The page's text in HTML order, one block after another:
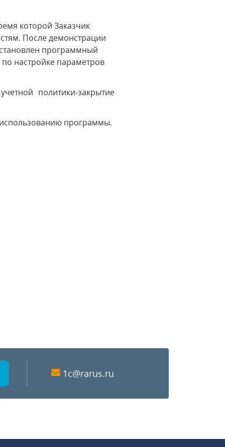
которой Заказчик
После демонстрации
программный
настройке параметров
политики-закрытие
программы.
1c@rarus.ru